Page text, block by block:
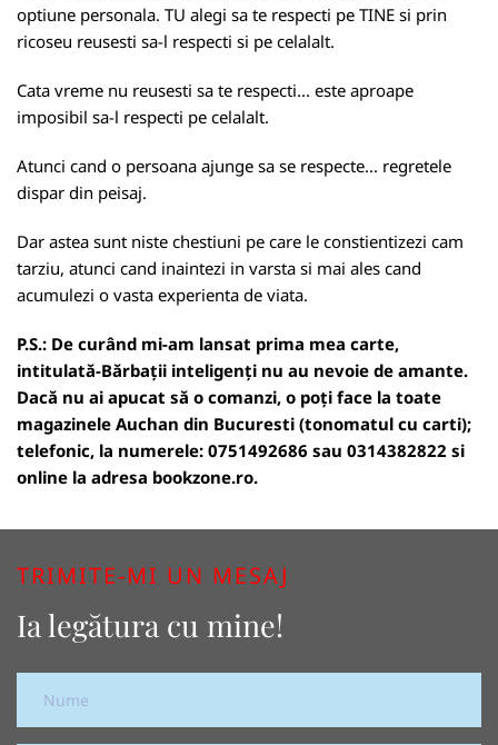
optiune personala. TU alegi sa te respecti pe TINE si prin
ricoseu reusesti sa-l respecti si pe celalalt.
Cata vreme nu reusesti sa te respecti... este aproape
imposibil sa-l respecti pe celalalt.
Atunci cand o persoana ajunge sa se respecte... regretele
dispar din peisaj.
Dar astea sunt niste chestiuni pe care le constientizezi cam
tarziu, atunci cand inaintezi in varsta si mai ales cand
acumulezi o vasta experienta de viata.
P.S.: De curând mi-am lansat prima mea carte,
intitulată-Bărbații inteligenți nu au nevoie de amante.
Dacă nu ai apucat să o comanzi, o poți face la toate
magazinele Auchan din Bucuresti (tonomatul cu carti);
telefonic, la numerele: 0751492686 sau 0314382822 si
online la adresa bookzone.ro.
TRIMITE-MI UN MESAJ
Ia legătura cu mine!